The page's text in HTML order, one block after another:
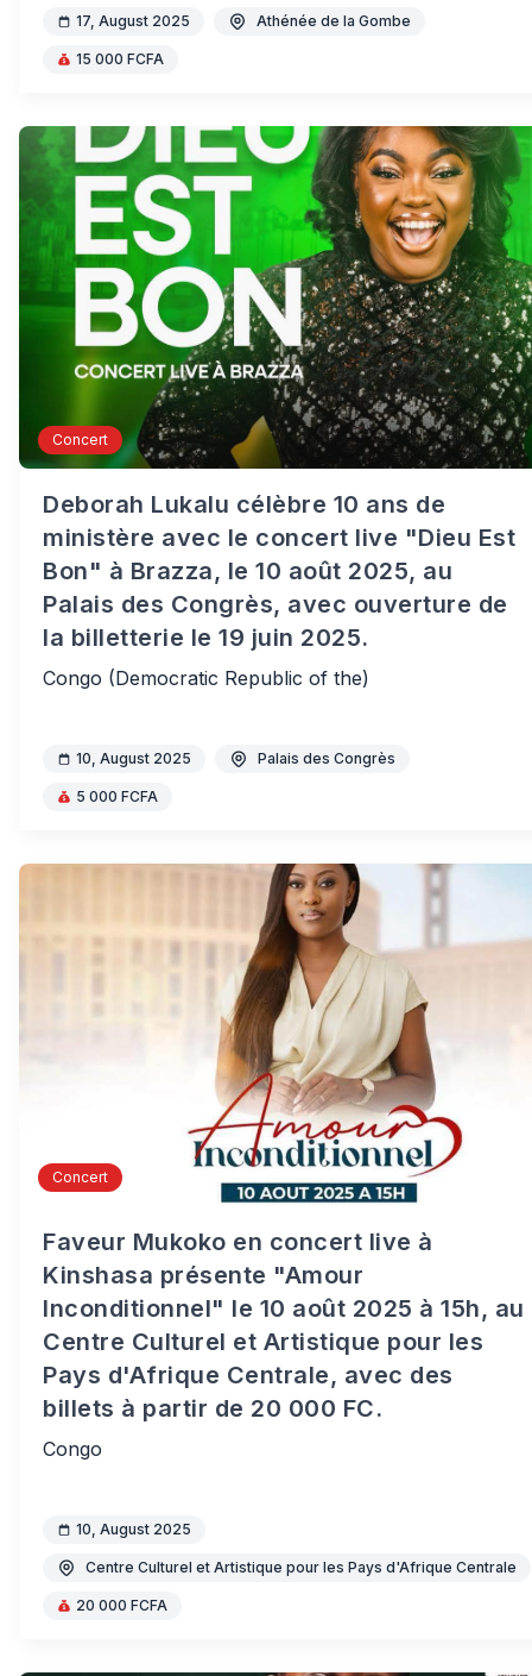
17, August 2025 Athénée de la Gombe
15 000 FCFA
Concert
Deborah Lukalu célèbre 10 ans de
ministère avec le concert live "Dieu Est
Bon" à Brazza, le 10 août 2025, au
Palais des Congrès, avec ouverture de
la billetterie le 19 juin 2025.
Congo (Democratic Republic of the)
10, August 2025 Palais des Congrès
5 000 FCFA
Concert
Faveur Mukoko en concert live à
Kinshasa présente "Amour
Inconditionnel" le 10 août 2025 à 15h, au
Centre Culturel et Artistique pour les
Pays d'Afrique Centrale, avec des
billets à partir de 20 000 FC.
Congo
10, August 2025
Centre Culturel et Artistique pour les Pays d'Afrique Centrale
20 000 FCFA